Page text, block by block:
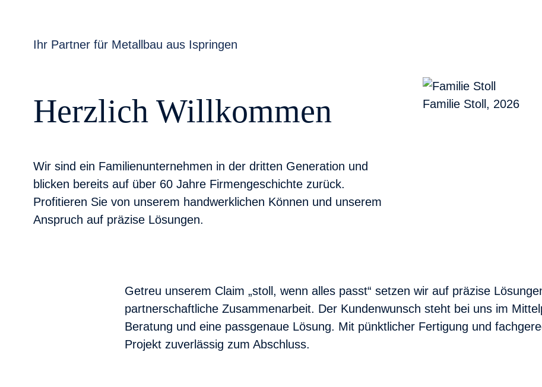
Ihr Partner für Metallbau aus Ispringen
Herzlich Willkommen
Wir sind ein Familienunternehmen in der dritten Generation und
blicken bereits auf über 60 Jahre Firmengeschichte zurück.
Profitieren Sie von unserem handwerklichen Können und unserem
Anspruch auf präzise Lösungen.
Familie Stoll, 2026
Getreu unserem Claim „stoll, wenn alles passt“ setzen wir auf präzise
partnerschaftliche Zusammenarbeit. Der Kundenwunsch steht bei uns im
Beratung und eine passgenaue Lösung. Mit pünktlicher Fertigung und
Projekt zuverlässig zum Abschluss.